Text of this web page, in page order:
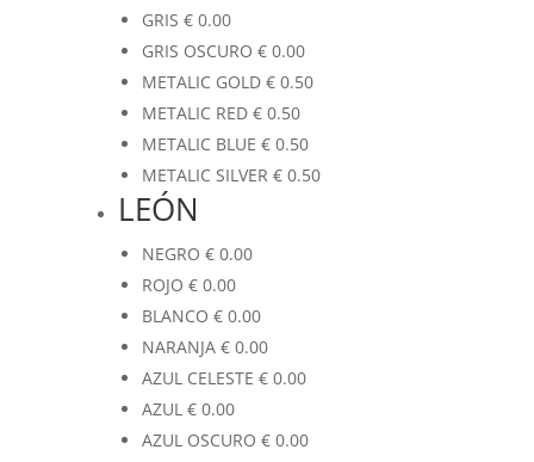
GRIS €0.00
GRIS OSCURO €0.00
METALIC GOLD €0.50
METALIC RED €0.50
METALIC BLUE €0.50
METALIC SILVER €0.50
LEÓN
NEGRO €0.00
ROJO €0.00
BLANCO €0.00
NARANJA €0.00
AZUL CELESTE €0.00
AZUL €0.00
AZUL OSCURO €0.00